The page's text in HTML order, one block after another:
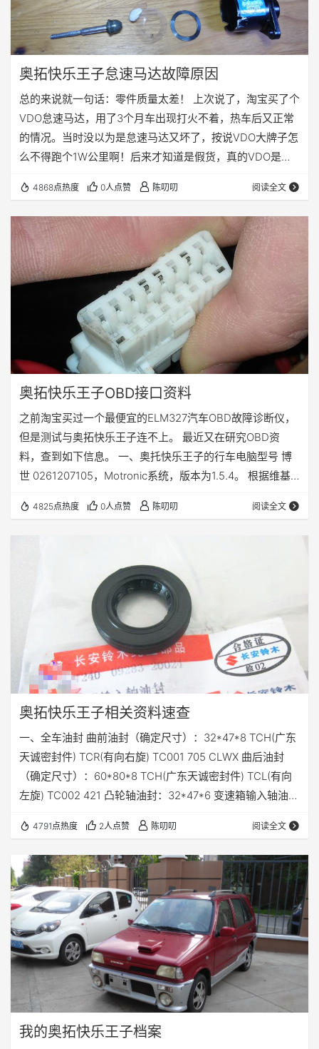
奥拓快乐王子怠速马达故障原因
总的来说就一句话：零件质量太差！ 上次说了，淘宝买了个
VDO怠速马达，用了3个月车出现打火不着，热车后又正常
的情况。当时没以为是怠速马达又坏了，按说VDO大牌子怎
么不得跑个1W公里啊！后来才知道是假货，真的VDO是没
该70以上，我们奥拓王子原装的德国大陆怠速马达价格应该
在150左右。所以你看，我修王子这么久以来，最深的感触
就是，虽然咱这是廉价微车，但是器件选用一点都不含糊，
全是一线大厂。 之前也听朋友说过，之前开这车最容易坏怠
速马达，2,3个月就得换一个，我就好奇…
4868点热度 0人点赞 陈叨叨 阅读全文
奥拓快乐王子OBD接口资料
之前淘宝买过一个最便宜的ELM327汽车OBD故障诊断仪，
但是测试与奥拓快乐王子连不上。 最近又在研究OBD资
料，查到如下信息。 一、奥托快乐王子的行车电脑型号 博
世 0261207105，Motronic系统，版本为1.5.4。 根据维基
Motronic系统从2.1加入OBD-1支持，所以分析该电脑应该
4825点热度 0人点赞 陈叨叨 阅读全文
奥拓快乐王子相关资料速查
一、全车油封 曲前油封（确定尺寸）：32*47*8 TCH(广东
天诚密封件) TCR(有向右旋) TC001 705 CLWX 曲后油封
（确定尺寸）：60*80*8 TCH(广东天诚密封件) TCL(有向
左旋) TC002 421 凸轮轴油封：32*47*6 变速箱输入轴油封
半轴油封（差速器油封）（确定尺寸）：34*72*7.5 前轮油
封（2个）：44*62*8/12 之前有说半轴油封是分左右的，
但是网上看图没有明显差别，直到看到一轴油封图，唇口…
4791点热度 2人点赞 陈叨叨 阅读全文
我的奥拓快乐王子档案